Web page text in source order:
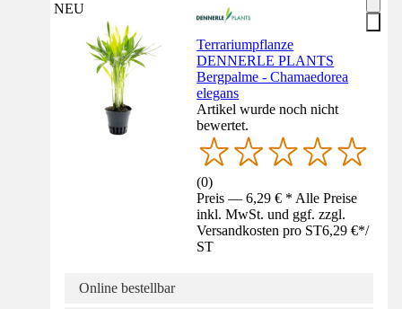
NEU
Terrariumpflanze
DENNERLE PLANTS
Bergpalme - Chamaedorea
elegans
Artikel wurde noch nicht
bewertet.
(0)
Preis — 6,29 € * Alle Preise
inkl. MwSt. und ggf. zzgl.
Versandkosten pro ST6,29 €*/
ST
Online bestellbar